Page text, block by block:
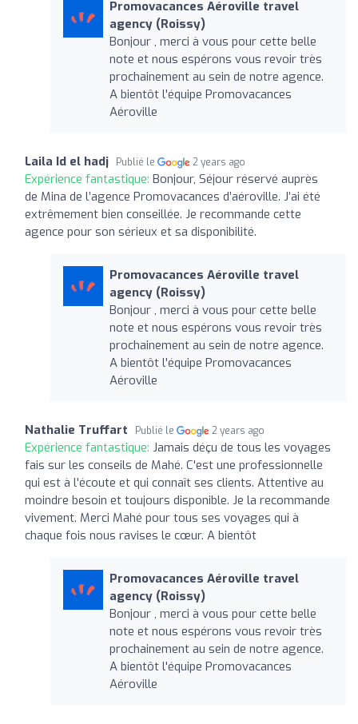
Promovacances Aéroville travel
agency (Roissy)
Bonjour , merci à vous pour cette belle
note et nous espérons vous revoir très
prochainement au sein de notre agence.
A bientôt l'équipe Promovacances
Aéroville
Laila Id el hadj Publié le 2 years ago
Expérience fantastique: Bonjour, Séjour réservé auprès
de Mina de l’agence Promovacances d’aéroville. J’ai été
extrêmement bien conseillée. Je recommande cette
agence pour son sérieux et sa disponibilité.
Promovacances Aéroville travel
agency (Roissy)
Bonjour , merci à vous pour cette belle
note et nous espérons vous revoir très
prochainement au sein de notre agence.
A bientôt l'équipe Promovacances
Aéroville
Nathalie Truffart Publié le 2 years ago
Expérience fantastique: Jamais déçu de tous les voyages
fais sur les conseils de Mahé. C'est une professionnelle
qui est à l'écoute et qui connaît ses clients. Attentive au
moindre besoin et toujours disponible. Je la recommande
vivement. Merci Mahé pour tous ses voyages qui à
chaque fois nous ravises le cœur. A bientôt
Promovacances Aéroville travel
agency (Roissy)
Bonjour , merci à vous pour cette belle
note et nous espérons vous revoir très
prochainement au sein de notre agence.
A bientôt l'équipe Promovacances
Aéroville